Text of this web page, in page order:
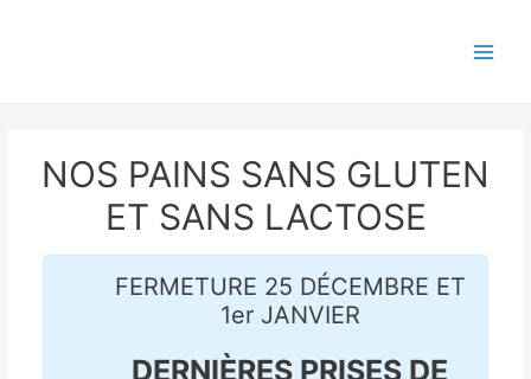
Menu
NOS PAINS SANS GLUTEN
ET SANS LACTOSE
FERMETURE 25 DÉCEMBRE ET
1er JANVIER
DERNIÈRES PRISES DE